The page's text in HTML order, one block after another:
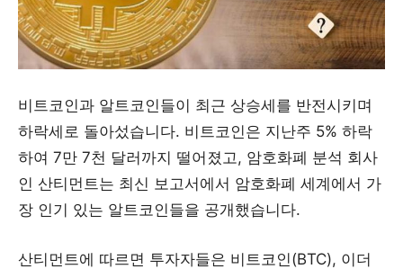
비트코인과 알트코인들이 최근 상승세를 반전시키며
하락세로 돌아섰습니다. 비트코인은 지난주 5% 하락
하여 7만 7천 달러까지 떨어졌고, 암호화폐 분석 회사
인 산티먼트는 최신 보고서에서 암호화폐 세계에서 가
장 인기 있는 알트코인들을 공개했습니다.
산티먼트에 따르면 투자자들은 비트코인(BTC), 이더